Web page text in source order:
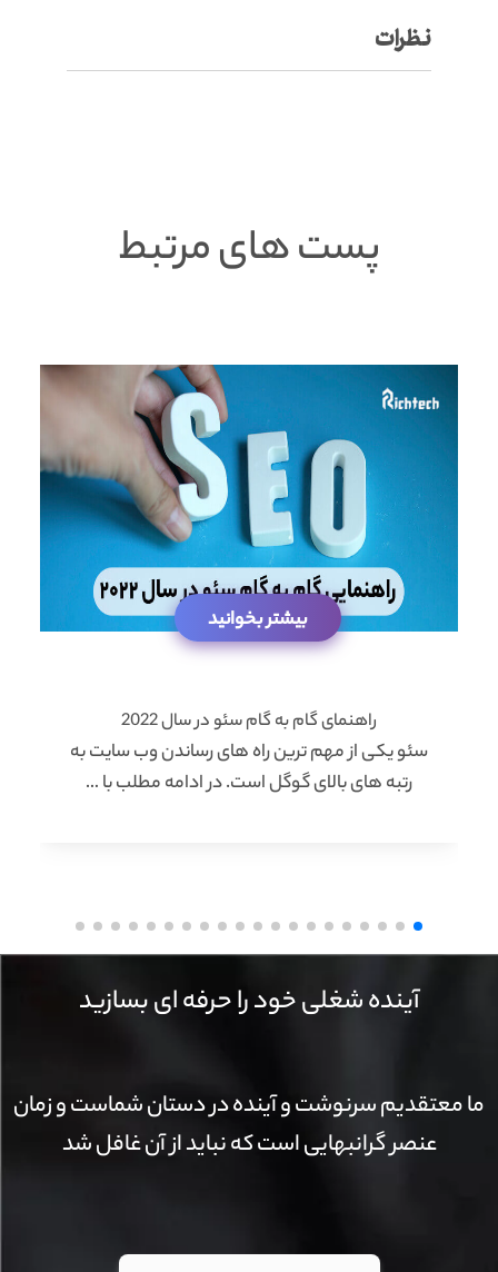
نظرات
پست های مرتبط
بیشتر بخوانید
راهنمای گام به گام سئو در سال 2022
سئو یکی از مهم ترین راه های رساندن وب سایت به
رتبه های بالای گوگل است. در ادامه مطلب با …
آینده شغلی خود را حرفه ای بسازید
ما معتقدیم سرنوشت و آینده در دستان شماست و زمان
عنصر گرانبهایی است که نباید از آن غافل شد